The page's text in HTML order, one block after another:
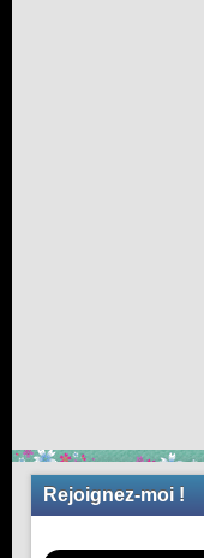
Rejoignez-moi !